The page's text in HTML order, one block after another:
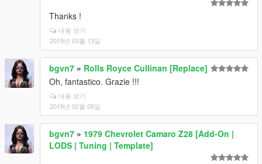
Thanks !
내용 보기
2019년 03월 13일
bgvn7 » Rolls Royce Cullinan [Replace]
Oh, fantastico. Grazie !!!
내용 보기
2019년 02월 05일
bgvn7 » 1979 Chevrolet Camaro Z28 [Add-On |
LODS | Tuning | Template]